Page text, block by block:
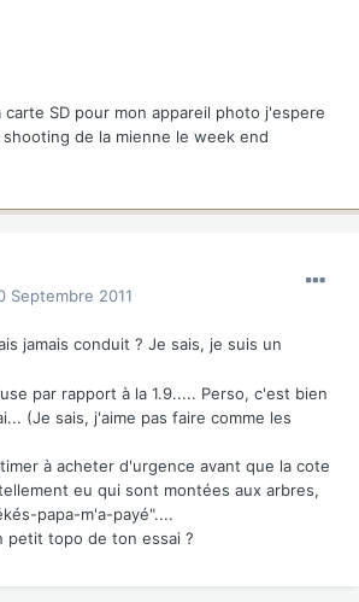
SD pour mon appareil photo j'espere
de la mienne le week end
Septembre 2011
jamais conduit ? Je sais, je suis un
par rapport à la 1.9..... Perso, c'est bien
(Je sais, j'aime pas faire comme les
à acheter d'urgence avant que la cote
eu qui sont montées aux arbres,
papa-m'a-payé"....
petit topo de ton essai ?